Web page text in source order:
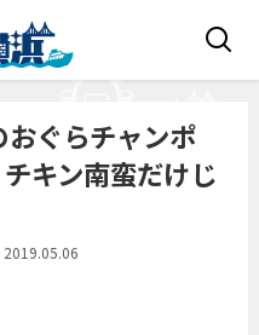
ぐらチャンポ
キン南蛮だけじ
2019.05.06